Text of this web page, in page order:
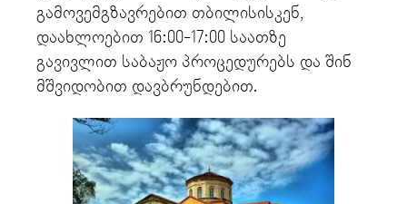
გამოვემგზავრებით თბილისისკენ,
დაახლოებით 16:00-17:00 საათზე
გავივლით საბაჟო პროცედურებს და შინ
მშვიდობით დავბრუნდებით.